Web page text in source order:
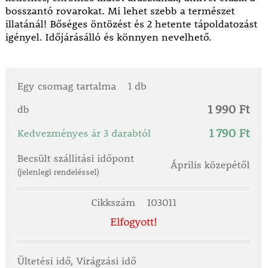
bosszantó rovarokat. Mi lehet szebb a természet
illatánál! Bőséges öntözést és 2 hetente tápoldatozást
igényel. Időjárásálló és könnyen nevelhető.
Egy csomag tartalma
1 db
db
1 990 Ft
Kedvezményes ár 3 darabtól 1 790 Ft
Becsült szállítási időpont
(jelenlegi rendeléssel)
Április közepétől
Cikkszám 103011
Elfogyott!
Ültetési idő, Virágzási idő